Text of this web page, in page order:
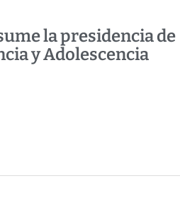
la presidencia de
y Adolescencia